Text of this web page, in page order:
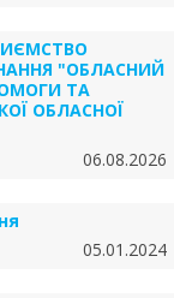
"ОБЛАСНИЙ
ТА
ОБЛАСНОЇ
06.08.2026
05.01.2024